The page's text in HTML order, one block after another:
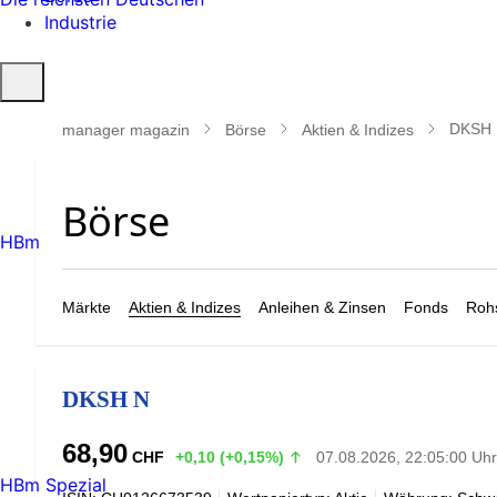
Industrie
öffnen
manager magazin Börse Aktien & Indizes DKSH
Märkte Aktien & Indizes Anleihen & Zinsen Fonds
DKSH N
68,90 CHF +0,10 (+0,15%) 07.08.2026, 22:05:00 Uhr
HBm
HBm Spezial